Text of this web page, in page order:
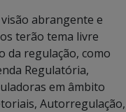
abrangente e
terão tema livre
da regulação, como
Regulatória,
em âmbito
Autorregulação,